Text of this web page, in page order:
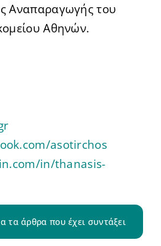
Αναπαραγωγής του
Αθηνών.
asotirchos
in/thanasis-
τα άρθρα που έχει συντάξει